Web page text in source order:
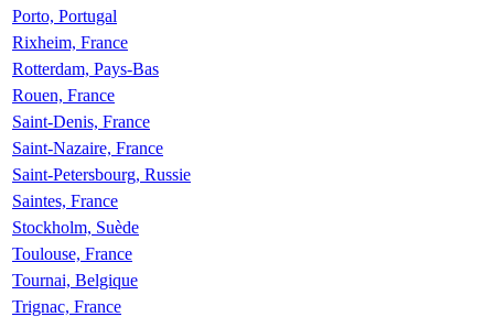
Porto, Portugal
Rixheim, France
Rotterdam, Pays-Bas
Rouen, France
Saint-Denis, France
Saint-Nazaire, France
Saint-Petersbourg, Russie
Saintes, France
Stockholm, Suède
Toulouse, France
Tournai, Belgique
Trignac, France